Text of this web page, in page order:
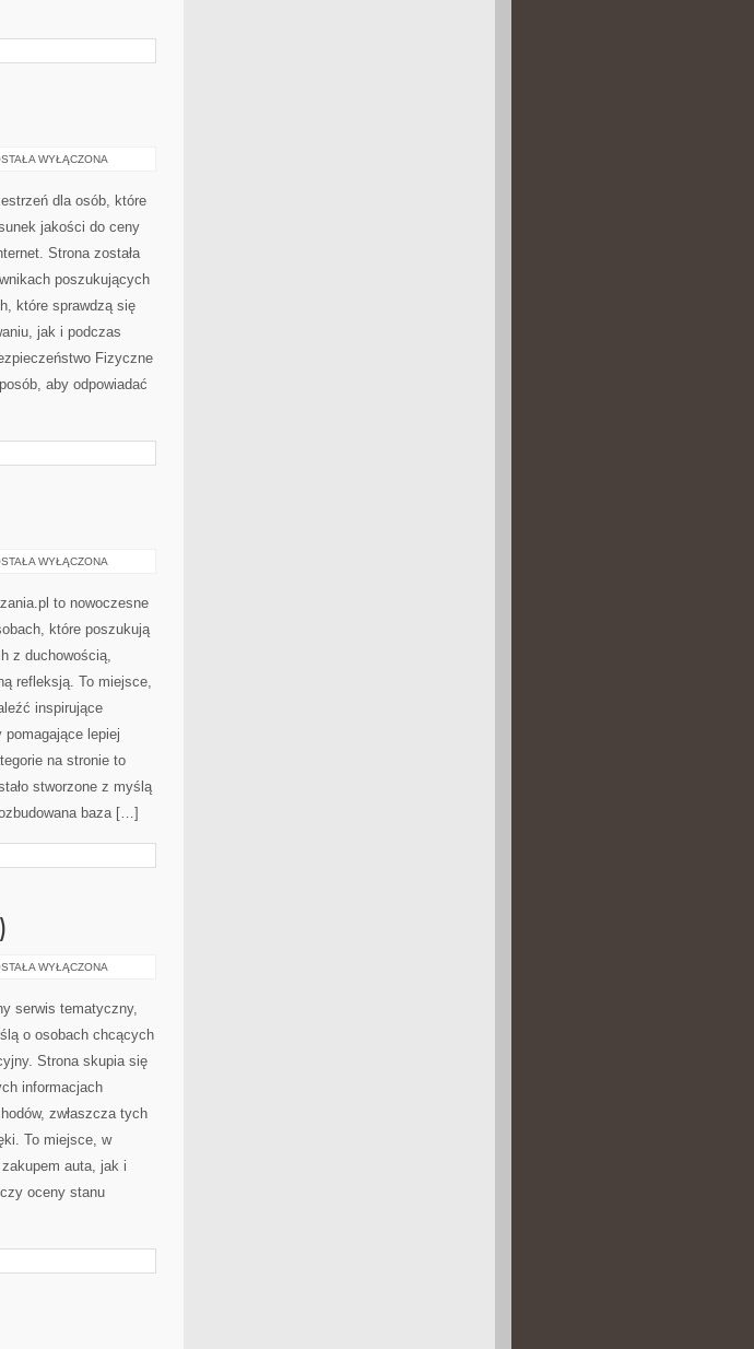
WYŁĄCZONA
dla osób, które
jakości do ceny
Strona została
poszukujących
które sprawdzą się
jak i podczas
Fizyczne
aby odpowiadać
WYŁĄCZONA
to nowoczesne
które poszukują
z duchowością,
refleksją. To miejsce,
inspirujące
lepiej
na stronie to
stworzone z myślą
baza […]
WYŁĄCZONA
serwis tematyczny,
o osobach chcących
Strona skupia się
informacjach
zwłaszcza tych
To miejsce, w
auta, jak i
oceny stanu